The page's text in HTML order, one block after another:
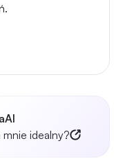
idealny?